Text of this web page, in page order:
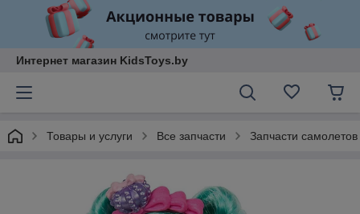
Интернет магазин KidsToys.by
Товары и услуги Все запчасти Запчасти самолетов